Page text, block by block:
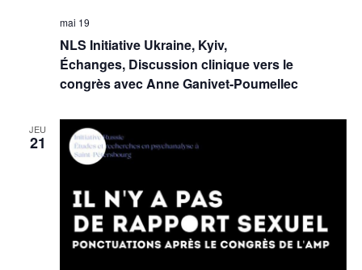
NLS Initiative Ukraine, Kyiv,
Échanges, Discussion clinique vers le
congrès avec Anne Ganivet-Poumellec
mai 19
JEU
21